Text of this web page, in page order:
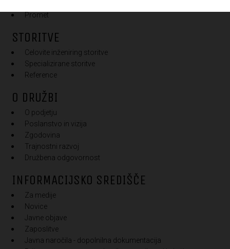
Promet
STORITVE
Celovite inženiring storitve
Specializirane storitve
Reference
O DRUŽBI
O podjetju
Poslanstvo in vizija
Zgodovina
Trajnostni razvoj
Družbena odgovornost
INFORMACIJSKO SREDIŠČE
Za medije
Novice
Javne objave
Zaposlitve
Javna naročila - dopolnilna dokumentacija